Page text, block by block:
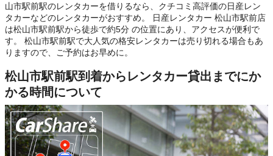
山市駅前駅のレンタカーを借りるなら、クチコミ高評価の日産レン
タカーなどのレンタカーがおすすめ。 日産レンタカー 松山市駅前店
は松山市駅前駅から徒歩で約5分 の位置にあり、アクセスが便利で
す。 松山市駅前駅で大人気の格安レンタカーは売り切れる場合もあ
りますので、ご予約はお早めに。
松山市駅前駅到着からレンタカー貸出までにか
かる時間について